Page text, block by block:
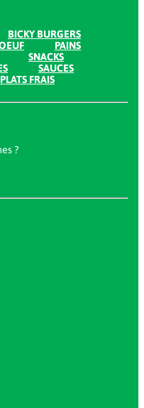
BICKY BURGERS
PAINS
SNACKS
SAUCES
PLATS FRAIS
?